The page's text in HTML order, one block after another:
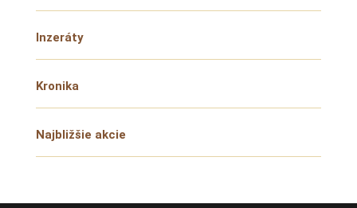
Inzeráty
Kronika
Najbližšie akcie